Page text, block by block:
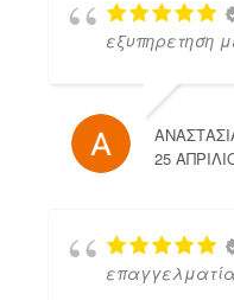
εξυπηρετηση
25